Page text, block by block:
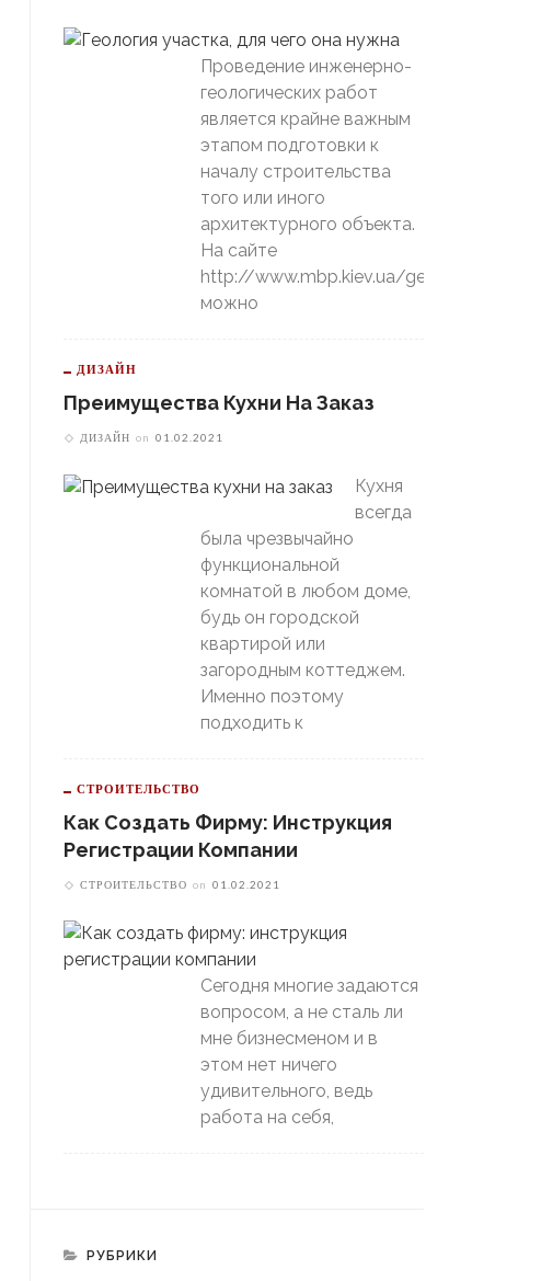
Екатеринбургский
«Автомобилист» Вышел В
Домашний Матч
В Свердловской Области
Пойдет Сильный Снег, А
Проведение инженерно-
геологических работ
является крайне важным
этапом подготовки к
началу строительства
того или иного
архитектурного объекта.
На сайте
http://www.mbp.kiev.ua/geology
можно
ДИЗАЙН
Преимущества Кухни На Заказ
ДИЗАЙН on 01.02.2021
Кухня
всегда
была чрезвычайно
функциональной
комнатой в любом доме,
будь он городской
квартирой или
загородным коттеджем.
Именно поэтому
подходить к
СТРОИТЕЛЬСТВО
Как Создать Фирму: Инструкция
Регистрации Компании
СТРОИТЕЛЬСТВО on 01.02.2021
Сегодня многие задаются
вопросом, а не сталь ли
мне бизнесменом и в
этом нет ничего
удивительного, ведь
работа на себя,
РУБРИКИ